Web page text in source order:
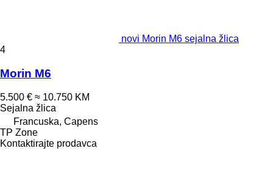
novi Morin M6 sejalna žlica
4
Morin M6
5.500 € ≈ 10.750 KM
Sejalna žlica
Francuska, Capens
TP Zone
Kontaktirajte prodavca